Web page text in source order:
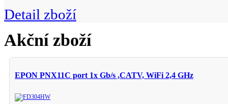
Detail zboží
Akční zboží
EPON PNX11C port 1x Gb/s ,CATV, WiFi 2,4 GHz